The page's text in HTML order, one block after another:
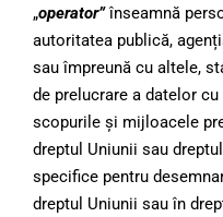
„operator”înseamnă
autoritatea publică,
sau împreună cu altele,
de prelucrare a datelor
scopurile și mijloacele
dreptul Uniunii sau
specifice pentru
dreptul Uniunii sau în